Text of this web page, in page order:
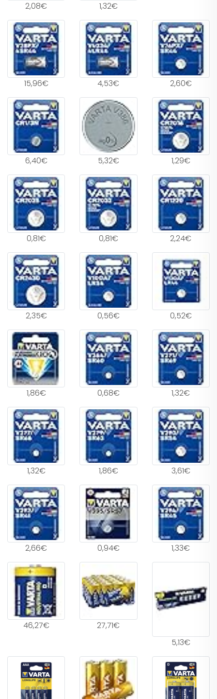
2,08€ 1,32€
15,96€ 4,53€ 2,60€
6,40€ 5,32€ 1,29€
0,81€ 0,81€ 2,24€
2,35€ 0,56€ 0,52€
1,86€ 0,68€ 1,32€
1,32€ 1,86€ 3,61€
2,66€ 0,94€ 1,33€
46,27€
27,71€
5,13€